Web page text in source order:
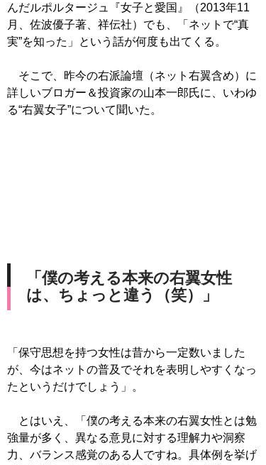
んだルポルタージュ『女子と愛国』（2013年11
月、佐波優子著、祥伝社）でも、「ネットで“真
実”を知った」という話が何度も出てくる。
そこで、昨今の右派論壇（ネット右翼含め）に
詳しいブロガー＆投資家の山本一郎氏に、いわゆ
る“右翼女子”について聞いた。
「僕の考える本来の右翼女性
は、ちょっと違う（笑）」
「保守思想を持つ女性は昔から一定数いました
が、今はネットの普及でそれを表明しやすくなっ
たというだけでしょう」。
とはいえ、「僕の考える本来の右翼女性とは勉
強量が多く、異なる意見に対する理解力や洞察
力、バランス感覚のある人ですね。具体例を挙げ